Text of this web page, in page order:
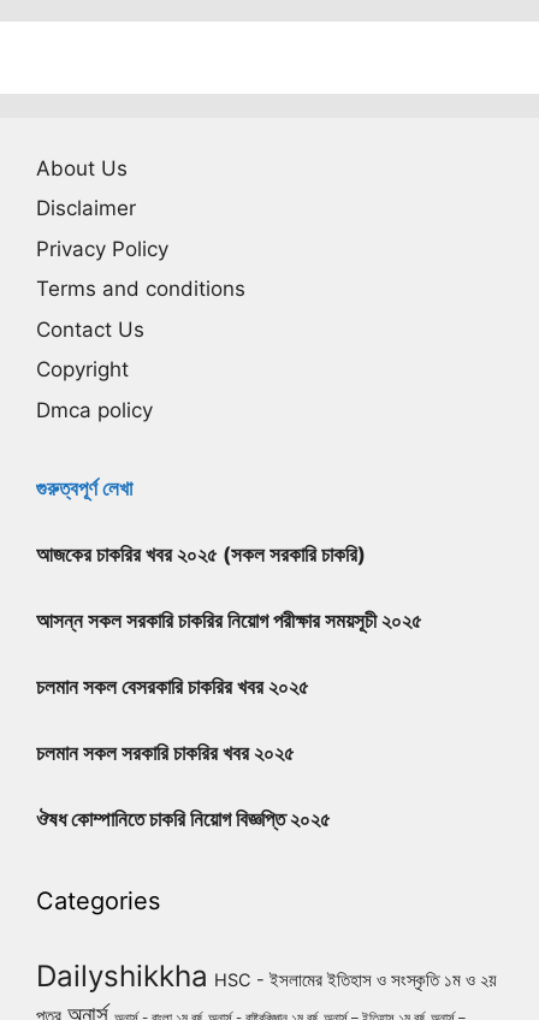
About Us
Disclaimer
Privacy Policy
Terms and conditions
Contact Us
Copyright
Dmca policy
গুরুত্বপূর্ণ লেখা
আজকের চাকরির খবর ২০২৫ (সকল সরকারি চাকরি)
আসন্ন সকল সরকারি চাকরির নিয়োগ পরীক্ষার সময়সূচী ২০২৫
চলমান সকল বেসরকারি চাকরির খবর ২০২৫
চলমান সকল সরকারি চাকরির খবর ২০২৫
ঔষধ কোম্পানিতে চাকরি নিয়োগ বিজ্ঞপ্তি ২০২৫
Categories
Dailyshikkha HSC - ইসলামের ইতিহাস ও সংস্কৃতি ১ম ও ২য়
অনার্স